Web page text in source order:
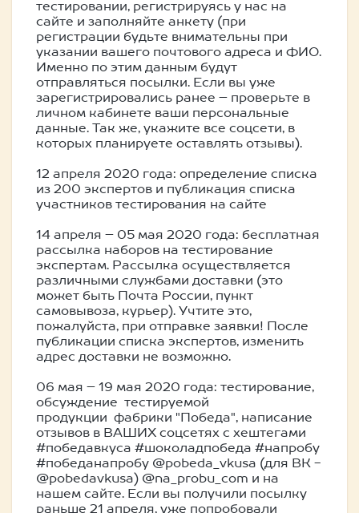
тестировании, регистрируясь у нас на
сайте и заполняйте анкету (при
регистрации будьте внимательны при
указании вашего почтового адреса и ФИО.
Именно по этим данным будут
отправляться посылки. Если вы уже
зарегистрировались ранее – проверьте в
личном кабинете ваши персональные
данные. Так же, укажите все соцсети, в
которых планируете оставлять отзывы).
12 апреля 2020 года: определение списка
из 200 экспертов и публикация списка
участников тестирования на сайте
14 апреля – 05 мая 2020 года: бесплатная
рассылка наборов на тестирование
экспертам. Рассылка осуществляется
различными службами доставки (это
может быть Почта России, пункт
самовывоза, курьер). Учтите это,
пожалуйста, при отправке заявки! После
публикации списка экспертов, изменить
адрес доставки не возможно.
06 мая – 19 мая 2020 года: тестирование,
обсуждение тестируемой
продукции фабрики "Победа", написание
отзывов в ВАШИХ соцсетях с хештегами
#победавкуса #шоколадпобеда #напробу
#победанапробу @pobeda_vkusa (для ВК -
@pobedavkusa) @na_probu_com и на
нашем сайте. Если вы получили посылку
раньше 21 апреля, уже попробовали